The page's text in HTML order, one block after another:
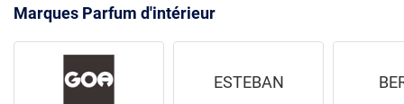
Marques Parfum d'intérieur
ESTEBAN